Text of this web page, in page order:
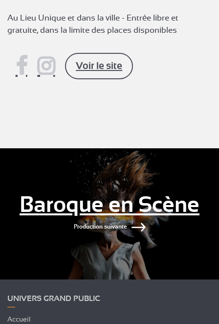
Au Lieu Unique et dans la ville - Entrée libre et
gratuite, dans la limite des places disponibles
Voir le site
Baroque en Scène
Production suivante
UNIVERS GRAND PUBLIC
Accueil